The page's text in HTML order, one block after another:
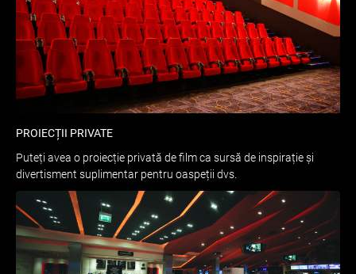
PROIECȚII PRIVATE
Puteți avea o proiecție privată de film ca sursă de inspirație și
divertisment suplimentar pentru oaspeții dvs.